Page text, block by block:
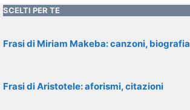
SCELTI PER TE
Frasi di Miriam Makeba: canzoni, biografia
Frasi di Aristotele: aforismi, citazioni